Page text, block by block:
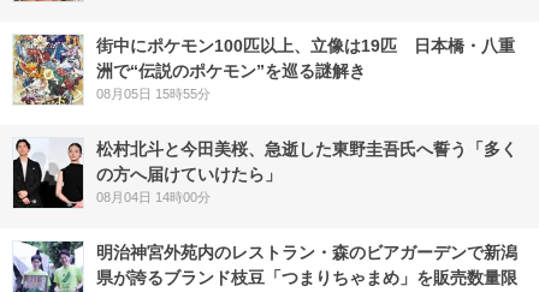
街中にポケモン100匹以上、立像は19匹 日本橋・八重
洲で“伝説のポケモン”を巡る謎解き
08月05日 15時55分
松村北斗と今田美桜、急逝した東野圭吾氏へ誓う「多く
の方へ届けていけたら」
08月04日 14時00分
明治神宮外苑内のレストラン・森のビアガーデンで新潟
県が誇るブランド枝豆「つまりちゃまめ」を販売数量限